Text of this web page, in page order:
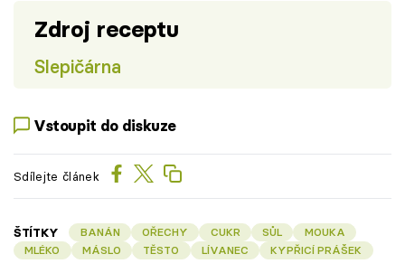
Zdroj receptu
Slepičárna
Vstoupit do diskuze
Sdílejte článek
ŠTÍTKY BANÁN OŘECHY CUKR SŮL
MOUKA
MLÉKO
MÁSLO TĚSTO LÍVANEC KYPŘICÍ PRÁŠEK